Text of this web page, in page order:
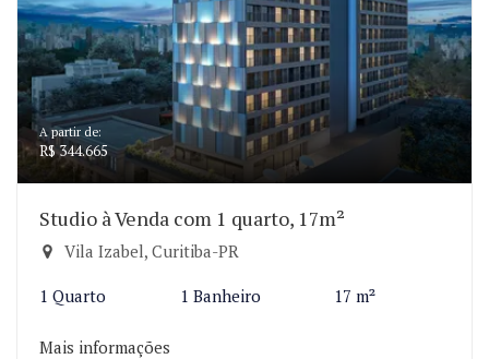
A partir de:
R$ 344.665
Studio à Venda com 1 quarto, 17m²
Vila Izabel, Curitiba-PR
1 Quarto 1 Banheiro 17 m²
Mais informações